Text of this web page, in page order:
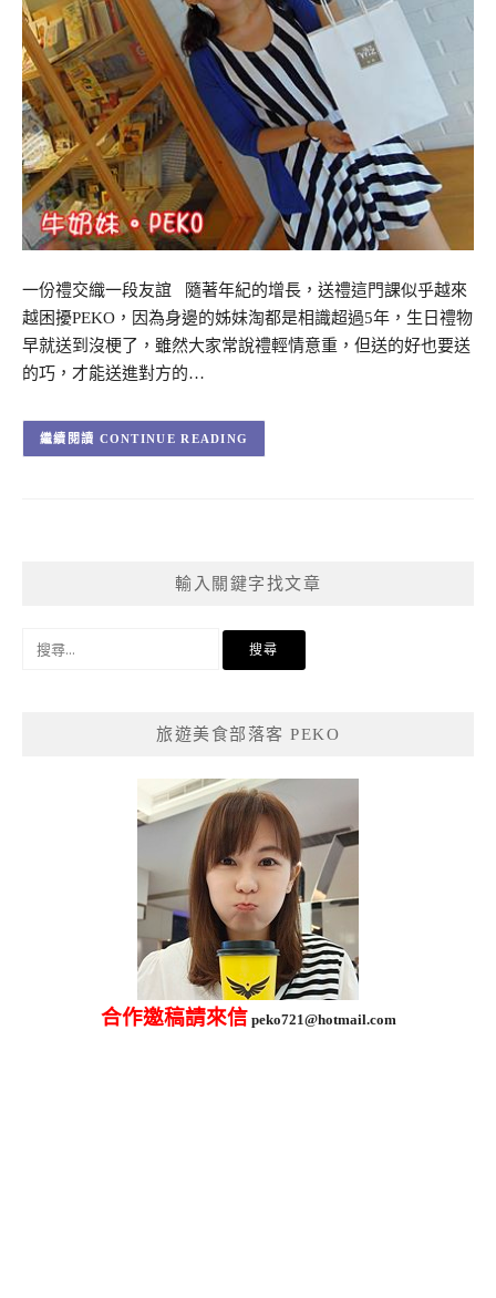
一份禮交織一段友誼 隨著年紀的增長，送禮這門課似乎越來
越困擾PEKO，因為身邊的姊妹淘都是相識超過5年，生日禮物
早就送到沒梗了，雖然大家常說禮輕情意重，但送的好也要送
的巧，才能送進對方的…
CONTINUE READING
輸入關鍵字找文章
旅遊美食部落客 PEKO
合作邀稿請來信 peko721@hotmail.com